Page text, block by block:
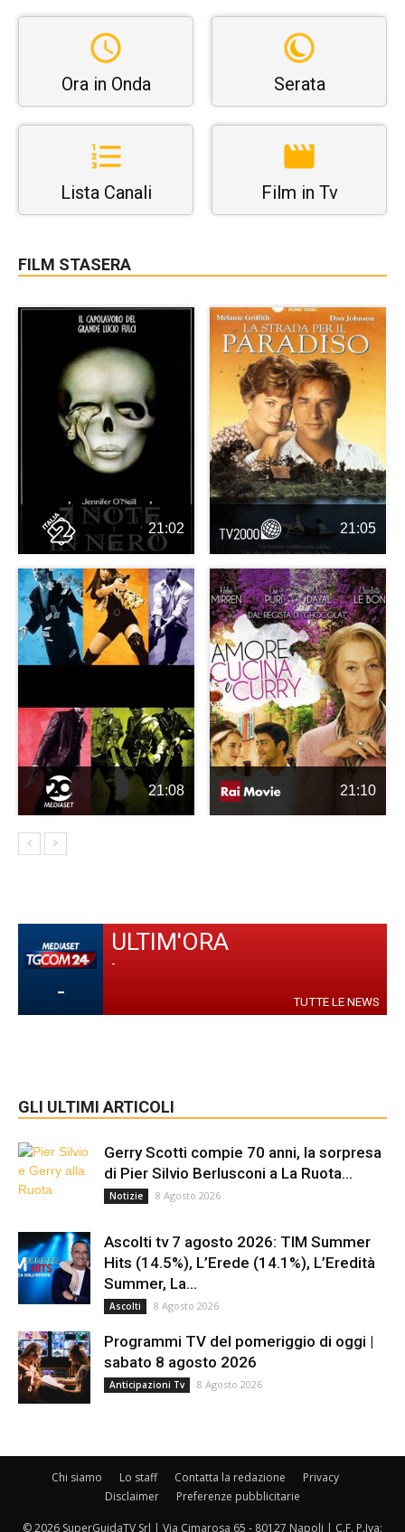
Ora in Onda Serata
Lista Canali Film in Tv
FILM STASERA
21:02 21:05
21:08 21:10
-
ULTIM'ORA
-
TUTTE LE NEWS
GLI ULTIMI ARTICOLI
Gerry Scotti compie 70 anni, la sorpresa
di Pier Silvio Berlusconi a La Ruota...
Notizie 8 Agosto 2026
Ascolti tv 7 agosto 2026: TIM Summer
Hits (14.5%), L’Erede (14.1%), L’Eredità
Summer, La...
Ascolti 8 Agosto 2026
Programmi TV del pomeriggio di oggi |
sabato 8 agosto 2026
Anticipazioni Tv 8 Agosto 2026
Chi siamo Lo staff Contatta la redazione
Privacy
Disclaimer
Preferenze pubblicitarie
© 2026 SuperGuidaTV Srl | Via Cimarosa 65 - 80127 Napoli | C.F. P.Iva: